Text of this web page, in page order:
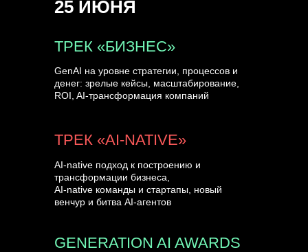
ТРЕК «БИЗНЕС»
GENERATION AI AWARDS
GenAI на уровне стратегии, процессов и
денег: зрелые кейсы, масштабирование,
ROI, AI-трансформация компаний
AI-native подход к построению и
трансформации бизнеса,
AI-native команды и стартапы, новый
венчур и битва AI-агентов
ТРЕК «AI-NATIVE»
25 ИЮНЯ
УЗНАТЬ БОЛЬШЕ